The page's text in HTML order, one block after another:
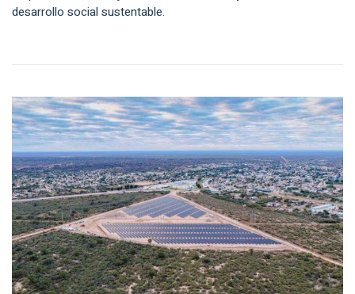
desarrollo social sustentable.